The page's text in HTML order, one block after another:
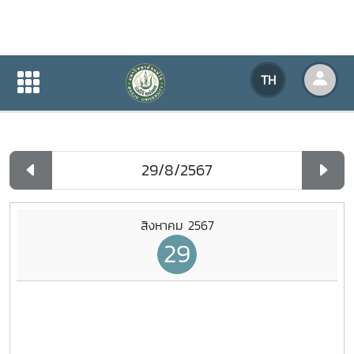
TH
ปฏิทินกิจกรรมของหน่วยงาน
ปฏิทินกิจกรรมของหน่วยงาน
สิงหาคม 2567
29